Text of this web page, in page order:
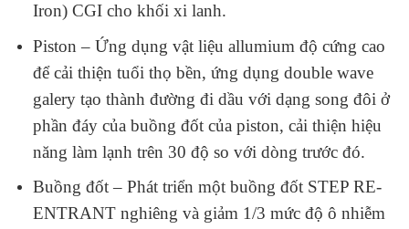
Iron) CGI cho khối xi lanh.
Piston – Ứng dụng vật liệu allumium độ cứng cao
để cải thiện tuổi thọ bền, ứng dụng double wave
galery tạo thành đường đi dầu với dạng song đôi ở
phần đáy của buồng đốt của piston, cải thiện hiệu
năng làm lạnh trên 30 độ so với dòng trước đó.
Buồng đốt – Phát triển một buồng đốt STEP RE-
ENTRANT nghiêng và giảm 1/3 mức độ ô nhiễm